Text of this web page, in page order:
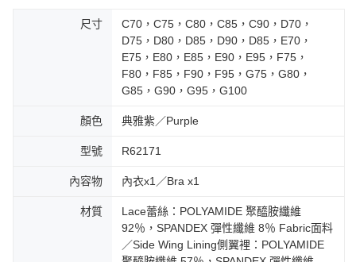
尺寸
C70，C75，C80，C85，C90，D70，
D75，D80，D85，D90，D85，E70，
E75，E80，E85，E90，E95，F75，
F80，F85，F90，F95，G75，G80，
G85，G90，G95，G100
顏色 典雅紫／Purple
型號 R62171
內容物 內衣x1／Bra x1
材質
Lace蕾絲：POLYAMIDE 聚醯胺纖維
92％，SPANDEX 彈性纖維 8％ Fabric面料
／Side Wing Lining側翼裡：POLYAMIDE